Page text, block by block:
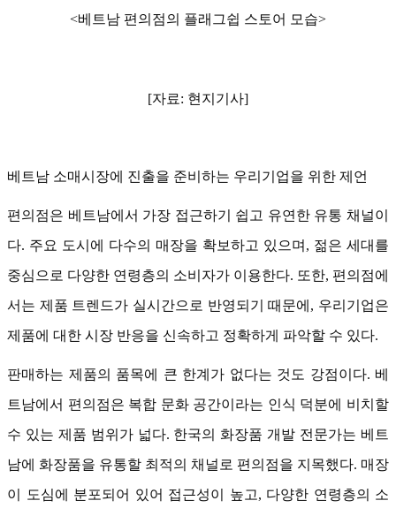
<베트남 편의점의 플래그쉽 스토어 모습>
[자료: 현지기사]
베트남 소매시장에 진출을 준비하는 우리기업을 위한 제언
편의점은 베트남에서 가장 접근하기 쉽고 유연한 유통 채널이
다. 주요 도시에 다수의 매장을 확보하고 있으며, 젊은 세대를
중심으로 다양한 연령층의 소비자가 이용한다. 또한, 편의점에
서는 제품 트렌드가 실시간으로 반영되기 때문에, 우리기업은
제품에 대한 시장 반응을 신속하고 정확하게 파악할 수 있다.
판매하는 제품의 품목에 큰 한계가 없다는 것도 강점이다. 베
트남에서 편의점은 복합 문화 공간이라는 인식 덕분에 비치할
수 있는 제품 범위가 넓다. 한국의 화장품 개발 전문가는 베트
남에 화장품을 유통할 최적의 채널로 편의점을 지목했다. 매장
이 도심에 분포되어 있어 접근성이 높고, 다양한 연령층의 소